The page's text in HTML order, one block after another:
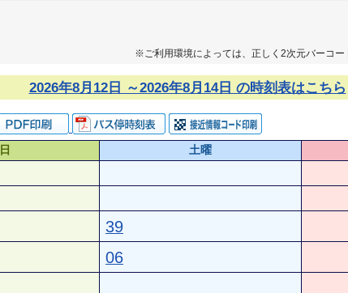
※ご利用環境によっては、正しく2次元バーコー
2026年8月12日 ～2026年8月14日 の時刻表はこちら
土曜
39
06